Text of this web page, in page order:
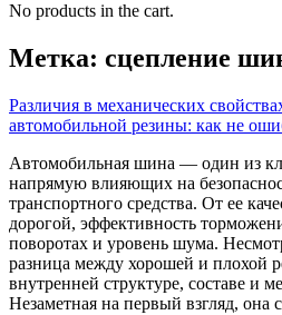
No products in the cart.
Метка: сцепление
Различия в механических
автомобильной резины: как не
Автомобильная шина — один из
напрямую влияющих на
транспортного средства. От ее
дорогой, эффективность
поворотах и уровень шума.
разница между хорошей и плохой
внутренней структуре, составе и
Незаметная на первый взгляд, она